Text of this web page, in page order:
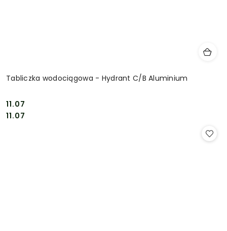
Tabliczka wodociągowa - Hydrant C/B Aluminium
Cena:
11.07
Cena:
11.07